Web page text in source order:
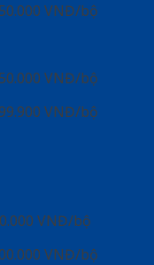
VNĐ/bộ
VNĐ/bộ
VNĐ/bộ
VNĐ/bộ
VNĐ/bộ